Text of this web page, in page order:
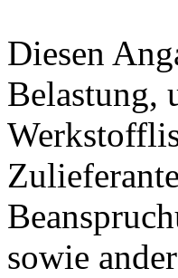
Diesen
Belastung,
sowie